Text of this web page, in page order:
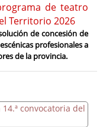
de teatro
Territorio 2026
de concesión de
profesionales a
de la provincia.